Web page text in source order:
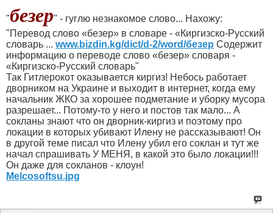
"безер" - гуглю незнакомое слово... Нахожу:
"Перевод слово «безер» в словаре - «Киргизско-Русский
словарь ... www.bizdin.kg/dict/d-2/word/безер‎ Содержит
информацию о переводе слово «безер» словаря -
«Киргизско-Русский словарь"
Так Гитлерокот оказывается киргиз! Небось работает
дворником на Украине и выходит в интернет, когда ему
начальник ЖКО за хорошее подметание и уборку мусора
разрешает... Потому-то у него и постов так мало... А
сокланы знают что он дворник-киргиз и поэтому про
локации в которых убивают Илену не рассказывают! Он
в другой теме писал что Илену убил его соклан и тут же
начал спрашивать У МЕНЯ, в какой это было локации!!!
Он даже для сокланов - клоун!
Melcosoftsu.jpg